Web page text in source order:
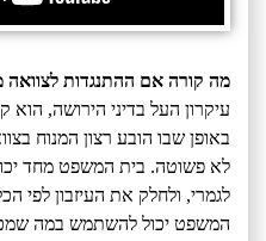
מה קורה אם ההתנגדות
עיקרון העל בדיני הירושה,
באופן שבו הובע רצון המנוח
לא פשוטה. בית המשפט מחד
לגמרי, ולחלק את העיזבון לפי
המשפט יכול להשתמש במה